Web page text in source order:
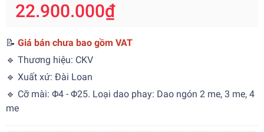
22.900.000₫
📝 Giá bán chưa bao gồm VAT
🔹 Thương hiệu: CKV
🔹 Xuất xứ: Đài Loan
🔹 Cỡ mài: Φ4 - Φ25. Loại dao phay: Dao ngón 2 me, 3 me, 4
me